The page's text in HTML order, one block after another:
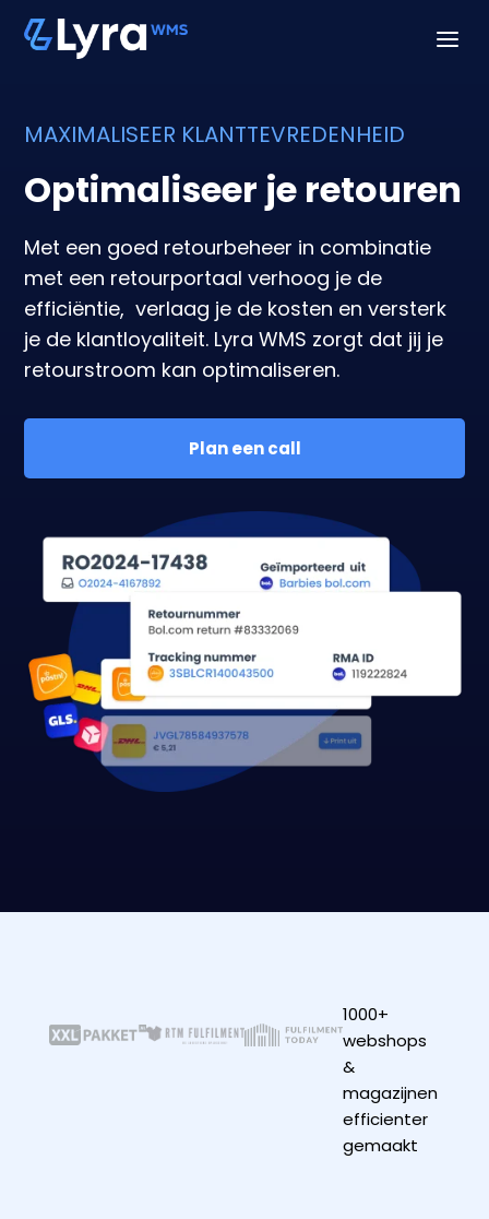
a
MAXIMALISEER KLANTTEVREDENHEID
Optimaliseer je retouren
Met een goed retourbeheer in combinatie
met een retourportaal verhoog je de
efficiëntie, verlaag je de kosten en versterk
je de klantloyaliteit. Lyra WMS zorgt dat jij je
retourstroom kan optimaliseren.
Plan een call
1000+
webshops
&
magazijnen
efficienter
gemaakt